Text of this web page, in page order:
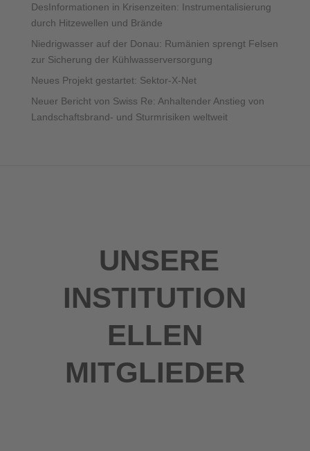
DesInformationen in Krisenzeiten: Instrumentalisierung
durch Hitzewellen und Brände
Niedrigwasser auf der Donau: Rumänien sprengt Felsen
zur Sicherung der Kühlwasserversorgung
Neues Projekt gestartet: Sektor-X-Net
Neuer Bericht von Swiss Re: Anhaltender Anstieg von
Landschaftsbrand- und Sturmrisiken weltweit
UNSERE
INSTITUTION
ELLEN
MITGLIEDER